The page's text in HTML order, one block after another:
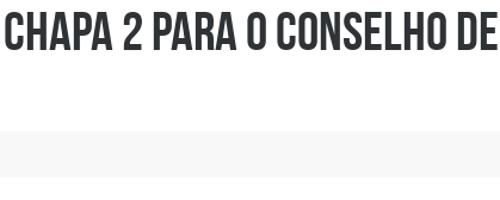
2 para o Conselho de